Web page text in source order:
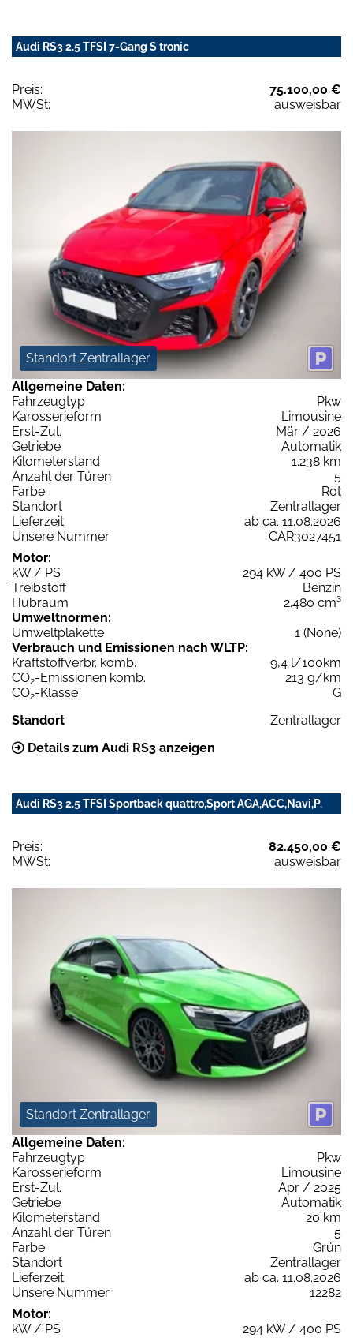
Audi RS3 2.5 TFSI 7-Gang S tronic
Preis:
75.100,00 €
MWSt:
ausweisbar
Standort Zentrallager
Allgemeine Daten:
Fahrzeugtyp
Pkw
Karosserieform
Limousine
Erst-Zul.
Mär / 2026
Getriebe
Automatik
Kilometerstand
1.238 km
Anzahl der Türen
5
Farbe
Rot
Standort
Zentrallager
Lieferzeit
ab ca. 11.08.2026
Unsere Nummer
CAR3027451
Motor:
kW / PS
294 kW / 400 PS
Treibstoff
Benzin
Hubraum
2.480 cm³
Umweltnormen:
Umweltplakette
1 (None)
Verbrauch und Emissionen nach WLTP:
Kraftstoffverbr. komb.
9,4 l/100km
CO2-Emissionen komb.
213 g/km
CO2-Klasse
G
Standort
Zentrallager
Details zum Audi RS3 anzeigen
Audi RS3 2.5 TFSI Sportback quattro,Sport AGA,ACC,Navi,P.
Preis:
82.450,00 €
MWSt:
ausweisbar
Standort Zentrallager
Allgemeine Daten:
Fahrzeugtyp
Pkw
Karosserieform
Limousine
Erst-Zul.
Apr / 2025
Getriebe
Automatik
Kilometerstand
20 km
Anzahl der Türen
5
Farbe
Grün
Standort
Zentrallager
Lieferzeit
ab ca. 11.08.2026
Unsere Nummer
12282
Motor:
kW / PS
294 kW / 400 PS